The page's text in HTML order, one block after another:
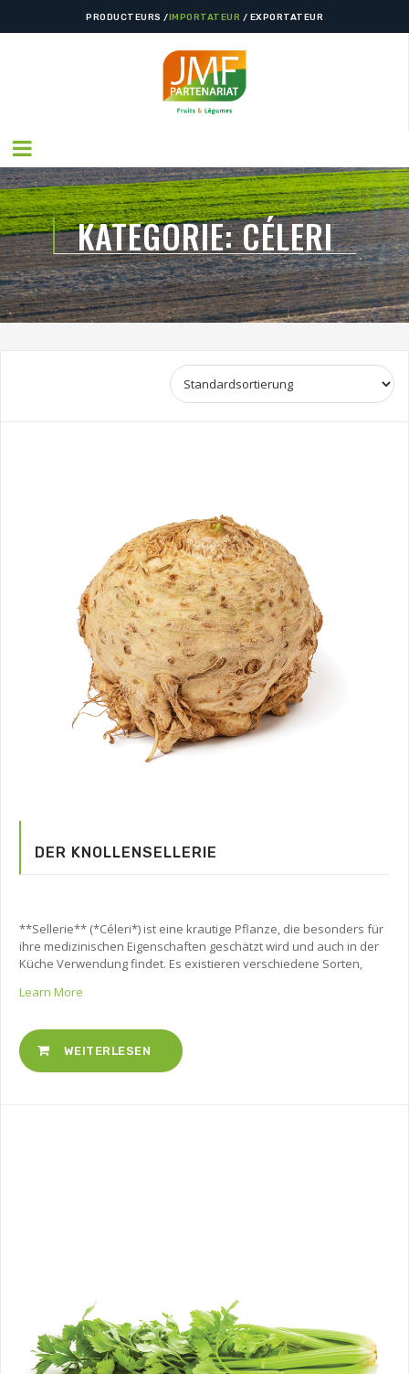
PRODUCTEURS /IMPORTATEUR / EXPORTATEUR
KATEGORIE:CÉLERI
DER KNOLLENSELLERIE
**Sellerie** (*Céleri*) ist eine krautige Pflanze, die besonders für
ihre medizinischen Eigenschaften geschätzt wird und auch in der
Küche Verwendung findet. Es existieren verschiedene Sorten,
Learn More
WEITERLESEN